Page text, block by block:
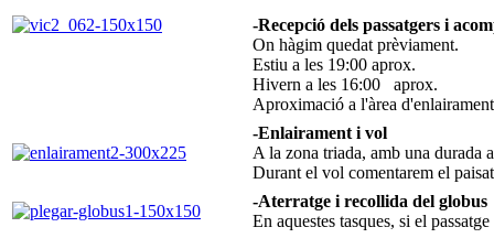
-Recepció dels passatgers i
On hàgim quedat prèviament.
Estiu a les 19:00 aprox.
Hivern a les 16:00 aprox.
Aproximació a l'àrea
-Enlairament i vol
A la zona triada, amb una durada
Durant el vol comentarem el
-Aterratge i recollida del globus
En aquestes tasques, si el